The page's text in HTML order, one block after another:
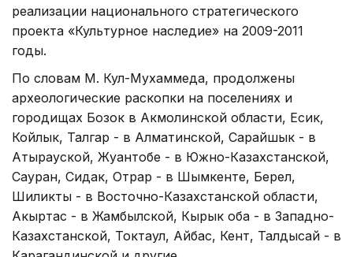
реализации национального стратегического
проекта «Культурное наследие» на 2009-2011
годы.
По словам М. Кул-Мухаммеда, продолжены
археологические раскопки на поселениях и
городищах Бозок в Акмолинской области, Есик,
Койлык, Талгар - в Алматинской, Сарайшык - в
Атырауской, Жуантобе - в Южно-Казахстанской,
Сауран, Сидак, Отрар - в Шымкенте, Берел,
Шиликты - в Восточно-Казахстанской области,
Акыртас - в Жамбылской, Кырык оба - в Западно-
Казахстанской, Токтаул, Айбас, Кент, Талдысай - в